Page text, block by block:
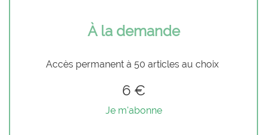
À la demande
Accès permanent à 50 articles au choix
6 €
Je m'abonne